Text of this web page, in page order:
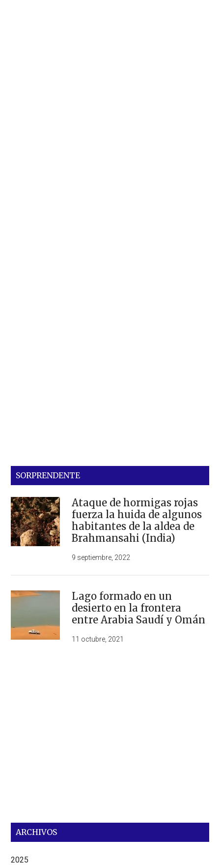
SORPRENDENTE
Ataque de hormigas rojas
fuerza la huida de algunos
habitantes de la aldea de
Brahmansahi (India)
9 septiembre, 2022
Lago formado en un
desierto en la frontera
entre Arabia Saudí y Omán
11 octubre, 2021
ARCHIVOS
2025